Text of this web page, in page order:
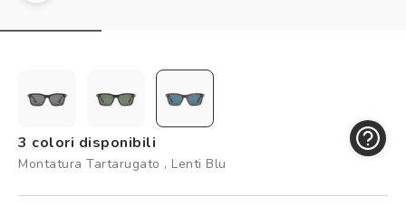
Controllo visivo
Logout
3 colori disponibili
Montatura Tartarugato , Lenti Blu